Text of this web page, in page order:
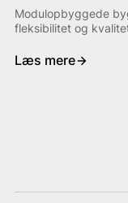
Modulopbyggede
fleksibilitet og
Læs mere